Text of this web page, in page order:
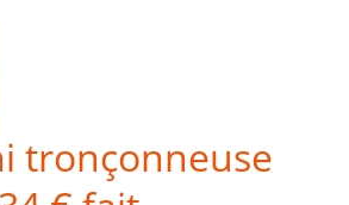
tronçonneuse